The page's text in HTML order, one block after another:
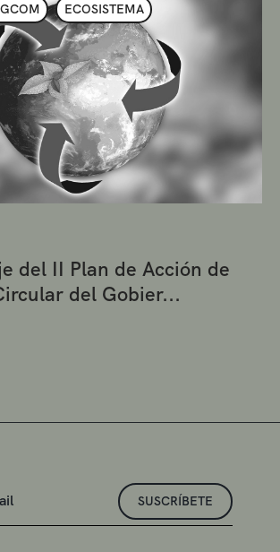
ECOSISTEMA
del II Plan de Acción de
del Gobier...
SUSCRÍBETE